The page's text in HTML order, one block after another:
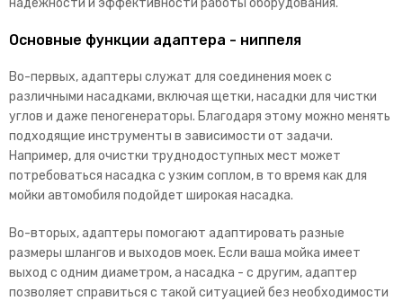
надежности и эффективности работы оборудования.
Основные функции адаптера - ниппеля
Во-первых, адаптеры служат для соединения моек с
различными насадками, включая щетки, насадки для чистки
углов и даже пеногенераторы. Благодаря этому можно менять
подходящие инструменты в зависимости от задачи.
Например, для очистки труднодоступных мест может
потребоваться насадка с узким соплом, в то время как для
мойки автомобиля подойдет широкая насадка.
Во-вторых, адаптеры помогают адаптировать разные
размеры шлангов и выходов моек. Если ваша мойка имеет
выход с одним диаметром, а насадка - с другим, адаптер
позволяет справиться с такой ситуацией без необходимости